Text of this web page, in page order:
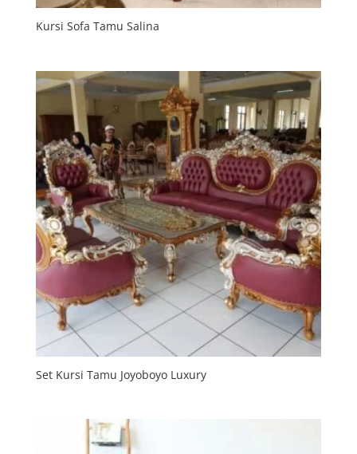
Kursi Sofa Tamu Salina
Set Kursi Tamu Joyoboyo Luxury